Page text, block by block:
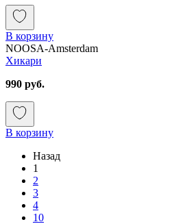
В корзину
NOOSA-Amsterdam
Хикари
990 руб.
В корзину
Назад
1
2
3
4
10